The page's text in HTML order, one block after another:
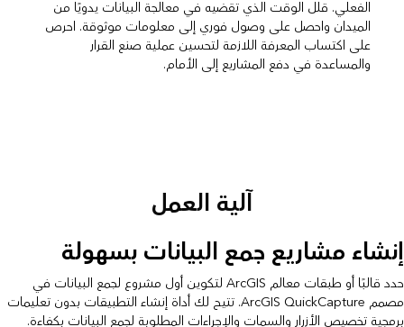
الفعلي. قلل الوقت الذي تقضيه في معالجة البيانات يدويًا من
الميدان واحصل على وصول فوري إلى معلومات موثوقة. احرص
على اكتساب المعرفة اللازمة لتحسين عملية صنع القرار
والمساعدة في دفع المشاريع إلى الأمام.
آلية العمل
إنشاء مشاريع جمع البيانات بسهولة
حدد قالبًا أو طبقات معالم ArcGIS لتكوين أول مشروع لجمع البيانات في
مصمم ArcGIS QuickCapture. تتيح لك أداة إنشاء التطبيقات بدون تعليمات
برمجية تخصيص الأزرار والسمات والإجراءات المطلوبة لجمع البيانات بكفاءة.